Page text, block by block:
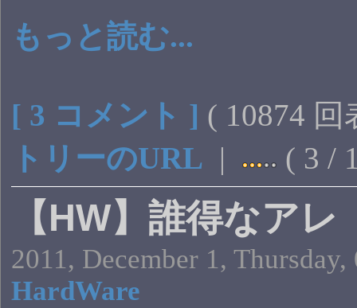
もっと読む...
[ 3 コメント ] ( 10874
トリーのURL | ( 3 /
【HW】誰得なアレ
2011, December 1,
HardWare